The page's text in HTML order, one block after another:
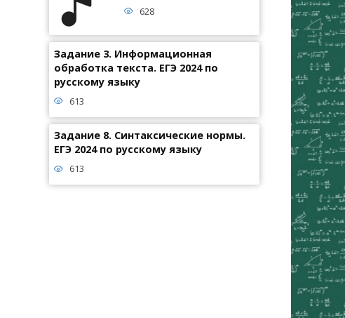
628
Задание 3. Информационная
обработка текста. ЕГЭ 2024 по
русскому языку
613
Задание 8. Синтаксические нормы.
ЕГЭ 2024 по русскому языку
613